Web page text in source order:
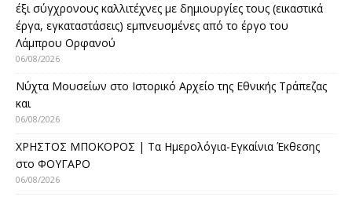
έξι σύγχρονους καλλιτέχνες με δημιουργίες τους (εικαστικά
έργα, εγκαταστάσεις) εμπνευσμένες από το έργο του
Λάμπρου Ορφανού
06/08/2026
Νύχτα Μουσείων στο Ιστορικό Αρχείο της Εθνικής Τράπεζας
και
06/08/2026
ΧΡΗΣΤΟΣ ΜΠΟΚΟΡΟΣ | Τα Ημερολόγια-Εγκαίνια Έκθεσης
στο ΦΟΥΓΑΡΟ
06/08/2026